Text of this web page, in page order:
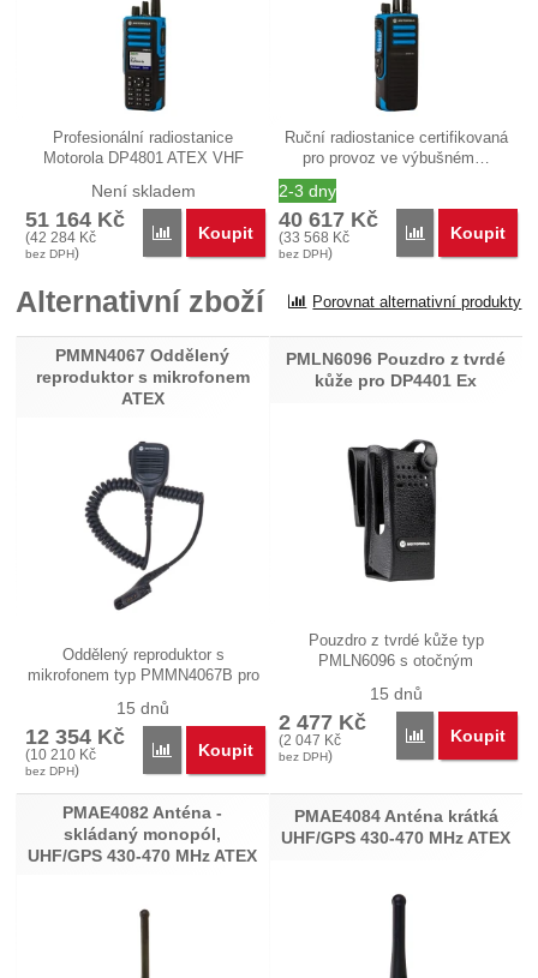
Profesionální radiostanice
Motorola DP4801 ATEX VHF
Není skladem
51 164 Kč
(42 284 Kč
bez DPH)
Porovnat
Koupit
Ruční radiostanice certifikovaná
pro provoz ve výbušném…
2-3 dny
40 617 Kč
(33 568 Kč
bez DPH)
Porovnat
Koupit
Alternativní zboží Porovnat alternativní produkty
PMMN4067 Oddělený
reproduktor s mikrofonem
ATEX
Oddělený reproduktor s
mikrofonem typ PMMN4067B pro
15 dnů
12 354 Kč
(10 210 Kč
bez DPH)
Porovnat
Koupit
PMLN6096 Pouzdro z tvrdé
kůže pro DP4401 Ex
Pouzdro z tvrdé kůže typ
PMLN6096 s otočným
15 dnů
2 477 Kč
(2 047 Kč
bez DPH)
Porovnat
Koupit
PMAE4082 Anténa -
skládaný monopól,
UHF/GPS 430-470 MHz ATEX
PMAE4084 Anténa krátká
UHF/GPS 430-470 MHz ATEX